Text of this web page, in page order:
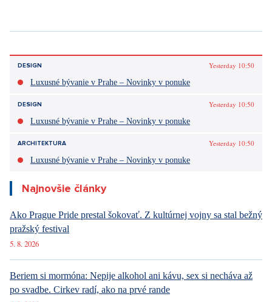
Tagy:
Are you the one
randění
Luxusné bývanie v Prahe – Novinky v ponuke
DESIGN
Luxusné bývanie v Prahe – Novinky v ponuke
ARCHITEKTURA
Yesterday 10:50
Luxusné bývanie v Prahe – Novinky v ponuke